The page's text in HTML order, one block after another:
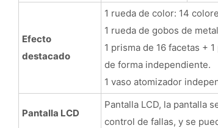
Efecto
destacado
1 rueda de color: 14
1 rueda de gobos de
1 prisma de 16 facetas +
de forma independiente.
1 vaso atomizador
Pantalla LCD
Pantalla LCD, la pantalla
control de fallas, y se